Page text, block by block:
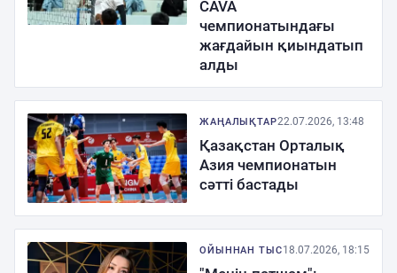
CAVA
чемпионатындағы
жағдайын қиындатып
алды
ЖАҢАЛЫҚТАР22.07.2026, 13:48
Қазақстан Орталық
Азия чемпионатын
сәтті бастады
ОЙЫННАН ТЫС18.07.2026, 18:15